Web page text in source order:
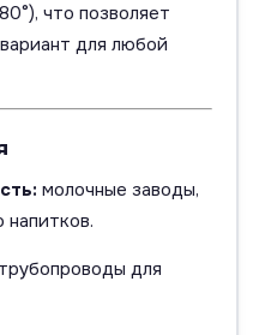
что позволяет
для любой
молочные заводы,
напитков.
для